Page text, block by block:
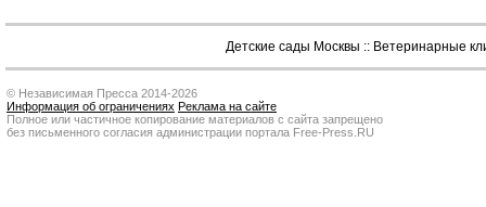
Детские сады Москвы :: Ветеринарные
© Независимая Пресса 2014-2026
Информация об ограничениях Реклама на сайте
Полное или частичное копирование материалов с сайта запрещено
без письменного согласия администрации портала Free-Press.RU